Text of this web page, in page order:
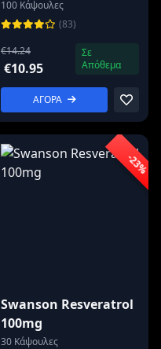
100 Κάψουλες
(83)
€14.24
€10.95
Σε
Απόθεμα
ΑΓΟΡΑ
-23%
Swanson Resveratrol
100mg
30 Κάψουλες